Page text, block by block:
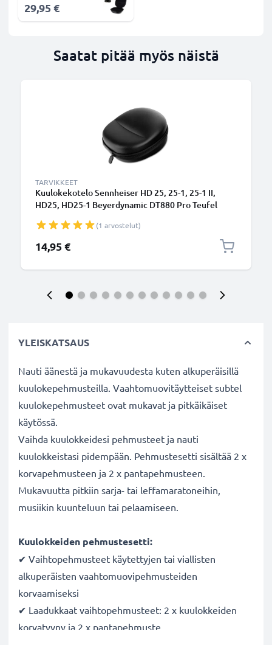
29,95 €
Saatat pitää myös näistä
TARVIKKEET
Kuulokekotelo Sennheiser HD 25, 25-1, 25-1 II,
HD25, HD25-1 Beyerdynamic DT880 Pro Teufel
Headset Sony MDR-Serie, MDR-XB950B1, MDR-
XB950N1 - Suojaava, iskunkestävä matkakotelo
over ear -kuulokkeille - Musta
(1 arvostelut)
14,95 €
YLEISKATSAUS
Nauti äänestä ja mukavuudesta kuten alkuperäisillä
kuulokepehmusteilla. Vaahtomuovitäytteiset subtel
kuulokepehmusteet ovat mukavat ja pitkäikäiset
käytössä.
Vaihda kuulokkeidesi pehmusteet ja nauti
kuulokkeistasi pidempään. Pehmustesetti sisältää 2 x
korvapehmusteen ja 2 x pantapehmusteen.
Mukavuutta pitkiin sarja- tai leffamaratoneihin,
musiikin kuunteluun tai pelaamiseen.
Kuulokkeiden pehmustesetti:
✔ Vaihtopehmusteet käytettyjen tai viallisten
alkuperäisten vaahtomuovipehmusteiden
korvaamiseksi
✔ Laadukkaat vaihtopehmusteet: 2 x kuulokkeiden
korvatyyny ja 2 x pantapehmuste